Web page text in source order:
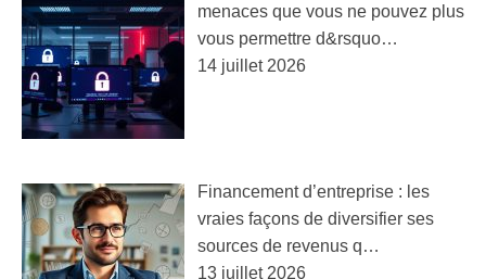
menaces que vous ne pouvez plus
vous permettre d&rsquo…
14 juillet 2026
Financement d’entreprise : les
vraies façons de diversifier ses
sources de revenus q…
13 juillet 2026